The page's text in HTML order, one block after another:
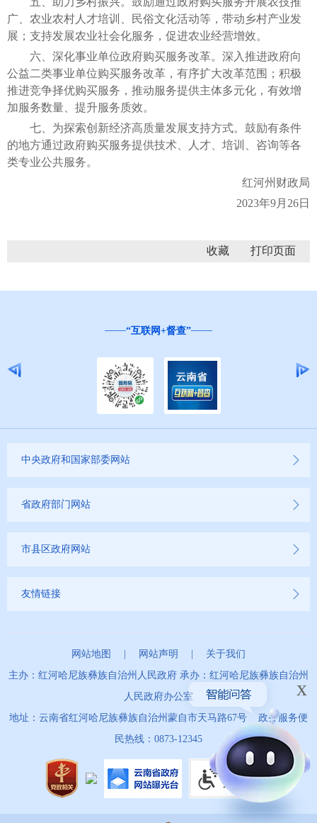
广、农业农村人才培训、民俗文化活动等，带动乡村产业发
展；支持发展农业社会化服务，促进农业经营增效。
六、深化事业单位政府购买服务改革。深入推进政府向
公益二类事业单位购买服务改革，有序扩大改革范围；积极
推进竞争择优购买服务，推动服务提供主体多元化，有效增
加服务数量、提升服务质效。
七、为探索创新经济高质量发展支持方式。鼓励有条件
的地方通过政府购买服务提供技术、人才、培训、咨询等各
类专业公共服务。
红河州财政局
2023年9月26日
收藏
“互联网+督查”
中央政府和国家部委网站
省政府部门网站
市县区政府网站
友情链接
网站地图 网站声明
关于我们
主办：红河哈尼族彝族自治州人民政府 承办：红河哈尼族彝族自治州
人民政府办公室
地址：云南省红河哈尼族彝族自治州蒙自市天马路67号 政务服务便
民热线：0873-12345
x